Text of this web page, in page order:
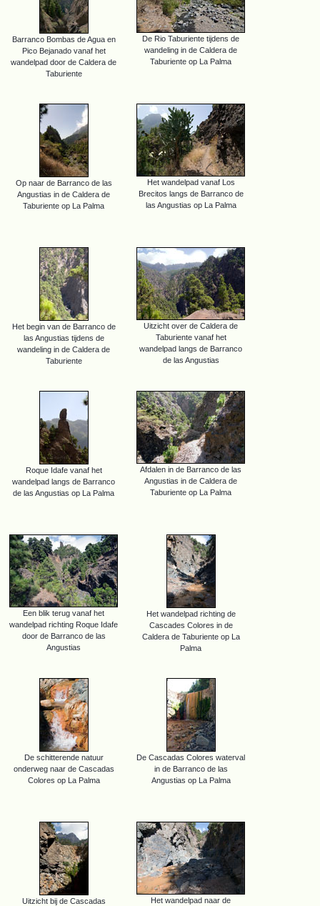
Barranco Bombas de Agua en
Pico Bejanado vanaf het
wandelpad door de Caldera de
Taburiente
De Rio Taburiente tijdens de
wandeling in de Caldera de
Taburiente op La Palma
Op naar de Barranco de las
Angustias in de Caldera de
Taburiente op La Palma
Het wandelpad vanaf Los
Brecitos langs de Barranco de
las Angustias op La Palma
Het begin van de Barranco de
las Angustias tijdens de
wandeling in de Caldera de
Taburiente
Uitzicht over de Caldera de
Taburiente vanaf het
wandelpad langs de Barranco
de las Angustias
Roque Idafe vanaf het
wandelpad langs de Barranco
de las Angustias op La Palma
Afdalen in de Barranco de las
Angustias in de Caldera de
Taburiente op La Palma
Een blik terug vanaf het
wandelpad richting Roque Idafe
door de Barranco de las
Angustias
Het wandelpad richting de
Cascades Colores in de
Caldera de Taburiente op La
Palma
De schitterende natuur
onderweg naar de Cascadas
Colores op La Palma
De Cascadas Colores waterval
in de Barranco de las
Angustias op La Palma
Uitzicht bij de Cascadas
Het wandelpad naar de